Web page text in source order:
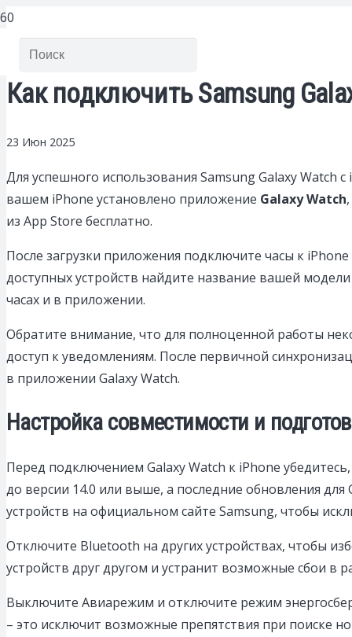
Как подключить Samsung
23 Июн 2025
Для успешного использования Samsung Galaxy
вашем iPhone установлено приложение Galaxy Watch
из App Store бесплатно.
После загрузки приложения подключите часы к
доступных устройств найдите название вашей
часах и в приложении.
Обратите внимание, что для полноценной работы
доступ к уведомлениям. После первичной
в приложении Galaxy Watch.
Настройка совместимости и
Перед подключением Galaxy Watch к iPhone
до версии 14.0 или выше, а последние обновления
устройств на официальном сайте Samsung, чтобы
Отключите Bluetooth на других устройствах, чтобы
устройств друг другом и устранит возможные сбои в
Выключите Авиарежим и отключите режим
– это исключит возможные препятствия при поиске